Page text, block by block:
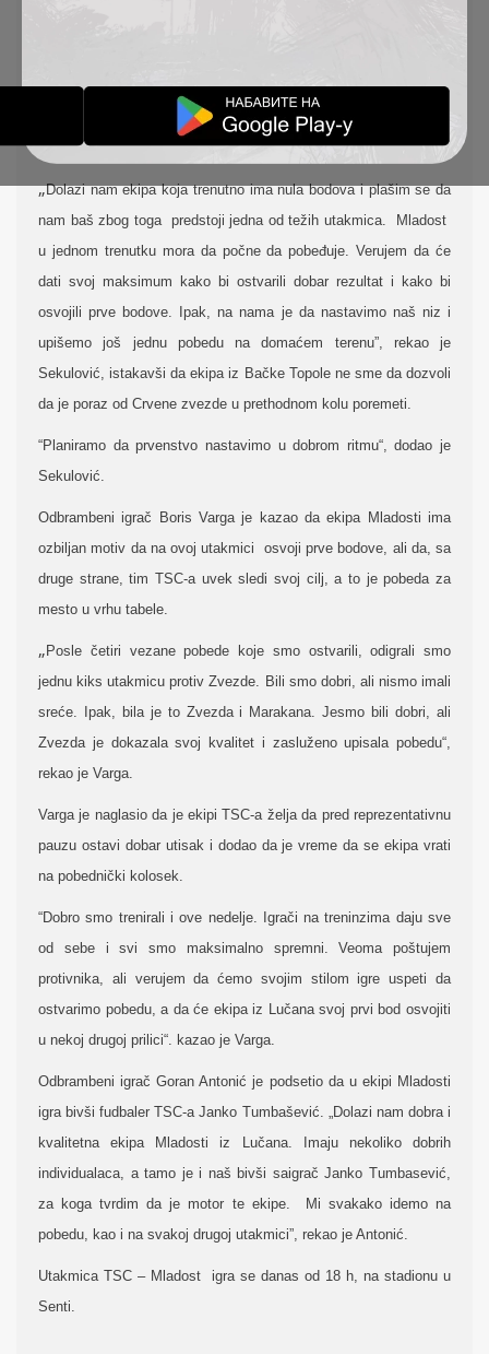
Mladosti naglasio da to može da bude teška utakmica s obzirom
na to da protivniku snažna motivacija može da bude upravo to
što nema još nijedan osvojen bod.
„Dolazi nam ekipa koja trenutno ima nula bodova i plašim se da
nam baš zbog toga predstoji jedna od težih utakmica. Mladost
u jednom trenutku mora da počne da pobeđuje. Verujem da će
dati svoj maksimum kako bi ostvarili dobar rezultat i kako bi
osvojili prve bodove. Ipak, na nama je da nastavimo naš niz i
upišemo još jednu pobedu na domaćem terenu”, rekao je
Sekulović, istakavši da ekipa iz Bačke Topole ne sme da dozvoli
da je poraz od Crvene zvezde u prethodnom kolu poremeti.
“Planiramo da prvenstvo nastavimo u dobrom ritmu“, dodao je
Sekulović.
Odbrambeni igrač Boris Varga je kazao da ekipa Mladosti ima
ozbiljan motiv da na ovoj utakmici osvoji prve bodove, ali da, sa
druge strane, tim TSC-a uvek sledi svoj cilj, a to je pobeda za
mesto u vrhu tabele.
„ Posle četiri vezane pobede koje smo ostvarili, odigrali smo
jednu kiks utakmicu protiv Zvezde. Bili smo dobri, ali nismo imali
sreće. Ipak, bila je to Zvezda i Marakana. Jesmo bili dobri, ali
Zvezda je dokazala svoj kvalitet i zasluženo upisala pobedu“,
rekao je Varga.
Varga je naglasio da je ekipi TSC-a želja da pred reprezentativnu
pauzu ostavi dobar utisak i dodao da je vreme da se ekipa vrati
na pobednički kolosek.
“Dobro smo trenirali i ove nedelje. Igrači na treninzima daju sve
od sebe i svi smo maksimalno spremni. Veoma poštujem
protivnika, ali verujem da ćemo svojim stilom igre uspeti da
ostvarimo pobedu, a da će ekipa iz Lučana svoj prvi bod osvojiti
u nekoj drugoj prilici“. kazao je Varga.
Odbrambeni igrač Goran Antonić je podsetio da u ekipi Mladosti
igra bivši fudbaler TSC-a Janko Tumbašević. „Dolazi nam dobra i
kvalitetna ekipa Mladosti iz Lučana. Imaju nekoliko dobrih
individualaca, a tamo je i naš bivši saigrač Janko Tumbasević,
za koga tvrdim da je motor te ekipe. Mi svakako idemo na
pobedu, kao i na svakoj drugoj utakmici”, rekao je Antonić.
Utakmica TSC – Mladost igra se danas od 18 h, na stadionu u
Senti.